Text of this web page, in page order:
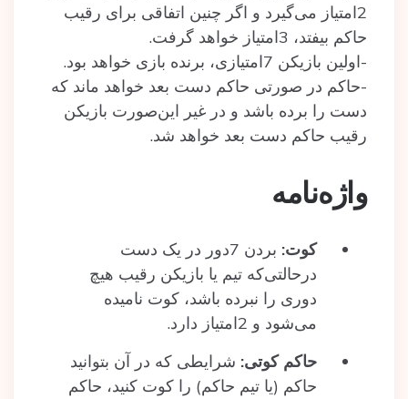
2امتیاز می‌گیرد و اگر چنین اتفاقی برای رقیب
حاکم بیفتد، 3امتیاز خواهد گرفت.
-اولین بازیکن 7امتیازی، برنده بازی خواهد بود.
-حاکم در صورتی حاکم دست بعد خواهد ماند که
دست را برده باشد و در غیر این‌صورت بازیکن
رقیب حاکم دست بعد خواهد شد.
واژه‌نامه
کوت:
بردن 7دور در یک دست
درحالتی‌که تیم یا بازیکن رقیب هیچ
دوری را نبرده باشد، کوت نامیده
می‌شود و 2امتیاز دارد.
حاکم کوتی: شرایطی که در آن بتوانید
حاکم (یا تیم حاکم) را کوت کنید، حاکم